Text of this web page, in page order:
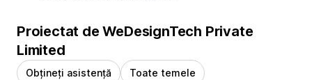
Proiectat de WeDesignTech Private
Limited
Obțineți asistență Toate temele